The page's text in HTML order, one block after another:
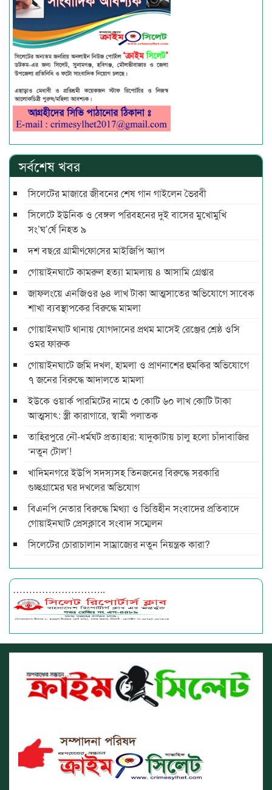
সর্বশেষ খবর
সিলেটের মাজারে জীবনের শেষ গান গাইলেন ভৈরবী
সিলেটে ইউনিক ও বেঙ্গল পরিবহনের দুই বাসের মুখোমুখি
সং’ঘ’র্ষে নিহত ৯
দশ বছ‌রে গ্রামীণ‌ফো‌সের মাইজিপি অ্যাপ
গোয়াইনঘাটে কামরুল হত্যা মামলায় ৪ আসামি গ্রেপ্তার
জাফলংয়ে এনজিওর ৬৪ লাখ টাকা আত্মসাতের অভিযোগে সাবেক
শাখা ব্যবস্থাপকের বিরুদ্ধে মামলা
গোয়াইনঘাট থানায় যোগদানের প্রথম মাসেই রেঞ্জের শ্রেষ্ঠ ওসি
ওমর ফারুক
গোয়াইনঘাটে জমি দখল, হামলা ও প্রাণনাশের হুমকির অভিযোগে
৭ জনের বিরুদ্ধে আদালতে মামলা
ইউকে ওয়ার্ক পারমিটের নামে ৩ কোটি ৬০ লাখ কোটি টাকা
আত্মসাৎ: স্ত্রী কারাগারে, স্বামী পলাতক
তাহিরপুরে নৌ-ধর্মঘট প্রত্যাহার: যাদুকাটায় চালু হলো চাঁদাবাজির
‘নতুন টোল’!
খাদিমনগরে ইউপি সদস্যসহ তিনজনের বিরুদ্ধে সরকারি
গুচ্ছগ্রামের ঘর দখলের অভিযোগ
বিএনপি নেতার বিরুদ্ধে মিথ্যা ও ভিত্তিহীন সংবাদের প্রতিবাদে
গোয়াইনঘাট প্রেসক্লাবে সংবাদ সম্মেলন
সিলেটের চোরাচালান সাম্রাজ্যের নতুন নিয়ন্ত্রক কারা?
………………………..